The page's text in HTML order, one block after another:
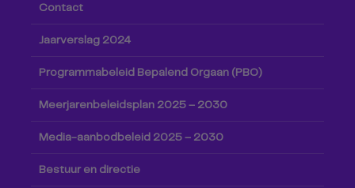
Contact
Jaarverslag 2024
Programmabeleid Bepalend Orgaan (PBO)
Meerjarenbeleidsplan 2025 – 2030
Media-aanbodbeleid 2025 – 2030
Bestuur en directie